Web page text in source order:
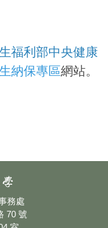
福利部中央健康
納保專區網站。
務處
70 號